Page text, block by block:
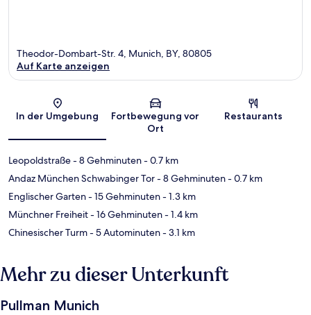
Karte
Theodor-Dombart-Str. 4, Munich, BY, 80805
Auf Karte anzeigen
In der Umgebung
Fortbewegung vor
Ort
Restaurants
Leopoldstraße- 8 Gehminuten- 0.7 km
Andaz München Schwabinger Tor- 8 Gehminuten- 0.7 km
Englischer Garten- 15 Gehminuten- 1.3 km
Münchner Freiheit- 16 Gehminuten- 1.4 km
Chinesischer Turm- 5 Autominuten- 3.1 km
Mehr zu dieser Unterkunft
Pullman Munich